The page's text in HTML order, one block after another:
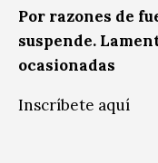
Por razones de
suspende.
ocasionadas
Inscríbete aquí